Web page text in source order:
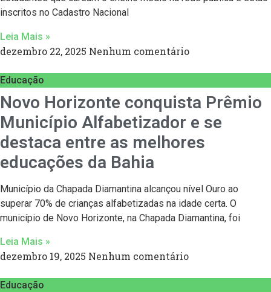
inscritos no Cadastro Nacional
Leia Mais »
dezembro 22, 2025 Nenhum comentário
Educação
Novo Horizonte conquista Prêmio
Município Alfabetizador e se
destaca entre as melhores
educações da Bahia
Município da Chapada Diamantina alcançou nível Ouro ao
superar 70% de crianças alfabetizadas na idade certa. O
município de Novo Horizonte, na Chapada Diamantina, foi
Leia Mais »
dezembro 19, 2025 Nenhum comentário
Educação